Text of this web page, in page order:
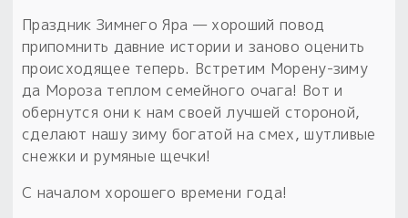
Праздник Зимнего Яра — хороший повод
припомнить давние истории и заново оценить
происходящее теперь. Встретим Морену-зиму
да Мороза теплом семейного очага! Вот и
обернутся они к нам своей лучшей стороной,
сделают нашу зиму богатой на смех, шутливые
снежки и румяные щечки!
С началом хорошего времени года!